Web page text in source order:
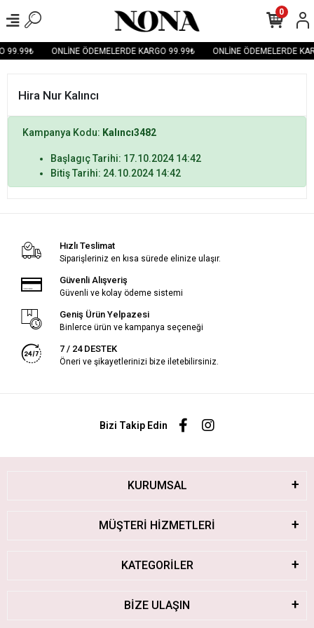
99.99₺ ONLİNE ÖDEMELERDE KARGO 99.99₺ ONLİNE ÖDEMELERDE
0
Hira Nur Kalıncı
Kampanya Kodu: Kalıncı3482
Başlagıç Tarihi: 17.10.2024 14:42
Bitiş Tarihi: 24.10.2024 14:42
Hızlı Teslimat
Siparişleriniz en kısa sürede elinize ulaşır.
Güvenli Alışveriş
Güvenli ve kolay ödeme sistemi
Geniş Ürün Yelpazesi
Binlerce ürün ve kampanya seçeneği
7 / 24 DESTEK
Öneri ve şikayetlerinizi bize iletebilirsiniz.
Bizi Takip Edin
KURUMSAL
MÜŞTERİ HİZMETLERİ
KATEGORİLER
BİZE ULAŞIN